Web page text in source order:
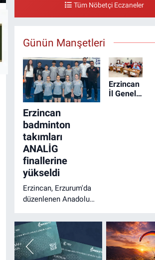
Tüm Nöbetçi Eczaneler
Günün Manşetleri
Erzincan
badminton
takımları
ANALİG
finallerine
yükseldi
Erzincan, Erzurum'da
düzenlenen Anadolu
Badminton Yarı
Finali'nde erkeklerde
grup birincisi, kızlarda
grup ikincisi olarak
Erzincan
İl Genel